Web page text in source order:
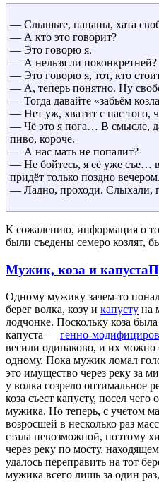
— Слышьте, пацаны, хата
— А кто это говорит?
— Это говорю я.
— А нельзя ли поконкретней?
— Это говорю я, тот, кто
— А, теперь понятно. Ну
— Тогда давайте «забьём
— Нет уж, хватит с нас того,
— Чё это я пога… В смысле,
пиво, короче.
— А нас мать не попалит?
— Не бойтесь, я её уже съе…
придёт только поздно вечером.
— Ладно, проходи. Слыхали,
К сожалению, информация о
были съедены семеро козлят,
Мужик, коза и капуста
Одному мужику зачем-то
берег волка, козу и капусту на
лодчонке. Поскольку коза
капуста — генно-
весили одинаково, и их можно
одному. Пока мужик ломал
это имущество через реку за
у волка созрело оптимальное
коза съест капусту, посел чего
мужика. Но теперь, с учётом
возросшей в несколько раз
стала невозможной, поэтому
через реку по мосту,
удалось переправить на тот
мужика всего лишь за один